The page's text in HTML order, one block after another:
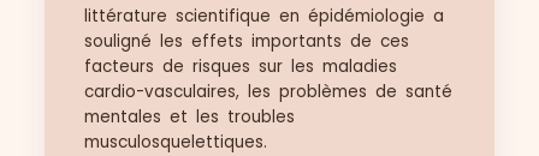
littérature scientifique en épidémiologie a
souligné les effets importants de ces
facteurs de risques sur les maladies
cardio-vasculaires, les problèmes de santé
mentales et les troubles
musculosquelettiques.